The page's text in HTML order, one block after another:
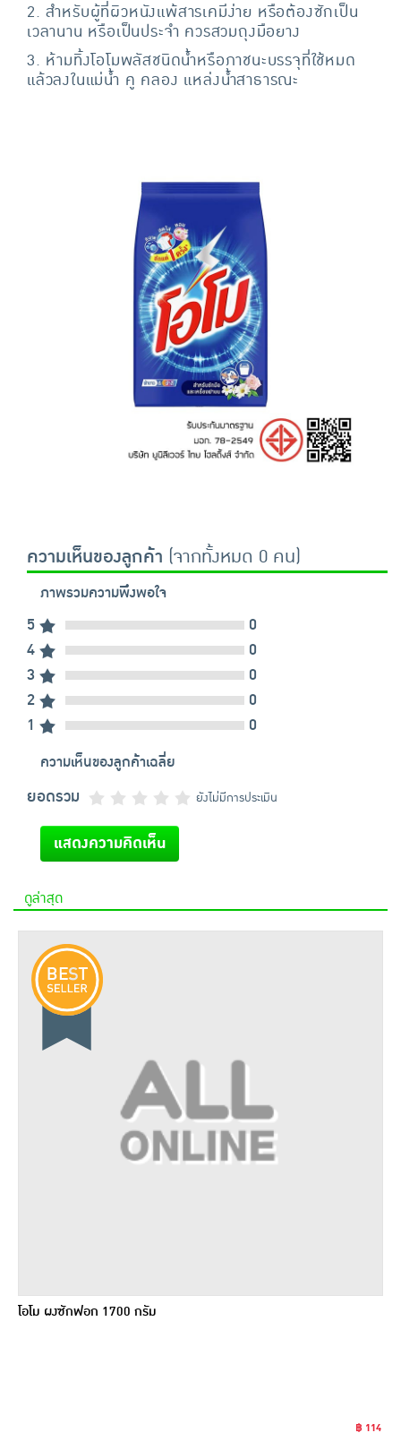
2. สำหรับผู้ที่ผิวหนังแพ้สารเคมีง่าย หรือต้องซักเป็น
เวลานาน หรือเป็นประจำ ควรสวมถุงมือยาง
3. ห้ามทิ้งโอโมพลัสชนิดน้ำหรือภาชนะบรรจุที่ใช้หมด
แล้วลงในแม่น้ำ คู คลอง แหล่งน้ำสาธารณะ
ความเห็นของลูกค้า (จากทั้งหมด 0 คน)
ภาพรวมความพึงพอใจ
5
0
4
0
3
0
2
0
1
0
ความเห็นของลูกค้าเฉลี่ย
ยอดรวม ยังไม่มีการประเมิน
แสดงความคิดเห็น
ดูล่าสุด
โอโม ผงซักฟอก 1700 กรัม
฿ 114